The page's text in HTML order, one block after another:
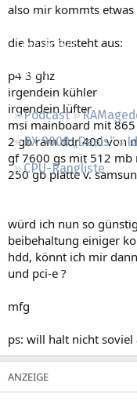
Neueste Aktivitäten
Leserartikel
Regeln
Podcast
RX 9000 „Deals“
CPU-Rangliste
also mir kommts etwas
die basis besteht aus:
p4 3 ghz
irgendein kühler
irgendein lüfter
msi mainboard mit
2 gb ram ddr 400 von
gf 7600 gs mit 512 mb
250 gb platte v.
würd ich nun so
beibehaltung einiger
hdd, könnt ich mir
und pci-e ?
mfg
ps: will halt nicht soviel